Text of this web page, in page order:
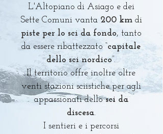
L'Altopiano di Asiago e dei
Sette Comuni vanta 200 kmdi
piste per lo sci da fondo, tanto
da essere ribattezzato “capitale
dello sci nordico”.
Il territorio offre inoltre oltre
venti stazioni sciistiche per agli
appassionati dellosci da
discesa.
I sentieri e i percorsi